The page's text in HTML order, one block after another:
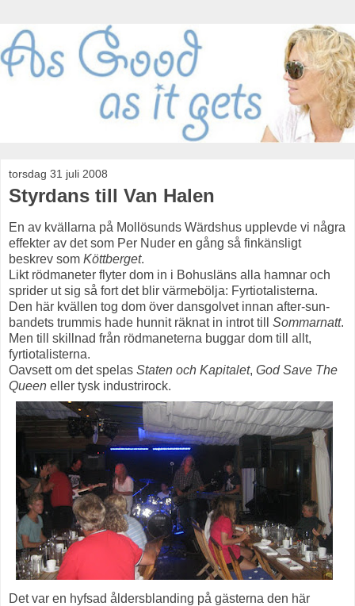
torsdag 31 juli 2008
Styrdans till Van Halen
En av kvällarna på Mollösunds Wärdshus upplevde vi några
effekter av det som Per Nuder en gång så finkänsligt
beskrev som Köttberget.
Likt rödmaneter flyter dom in i Bohusläns alla hamnar och
sprider ut sig så fort det blir värmebölja: Fyrtiotalisterna.
Den här kvällen tog dom över dansgolvet innan after-sun-
bandets trummis hade hunnit räknat in introt till Sommarnatt.
Men till skillnad från rödmaneterna buggar dom till allt,
fyrtiotalisterna.
Oavsett om det spelas Staten och Kapitalet, God Save The
Queen eller tysk industrirock.
Det var en hyfsad åldersblanding på gästerna den här